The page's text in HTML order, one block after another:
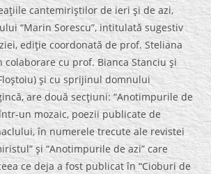
cantemiriştilor de ieri şi de azi,
“Marin Sorescu”, intitulată sugestiv
ediţie coordonată de prof. Steliana
colaborare cu prof. Bianca Stanciu şi
şi cu sprijinul domnului
are două secţiuni: “Anotimpurile de
un mozaic, poezii publicate de
în numerele trecute ale revistei
şi “Anotimpurile de azi” care
ce deja a fost publicat în “Cioburi de